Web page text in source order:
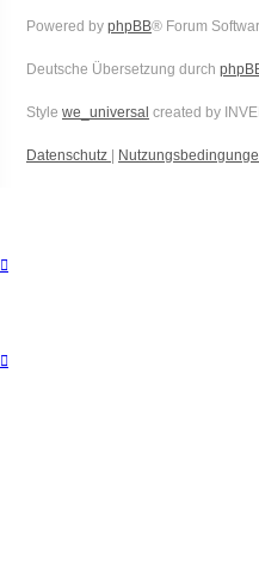
Powered by phpBB® Forum
Deutsche Übersetzung durch
Style we_universal created by
Datenschutz